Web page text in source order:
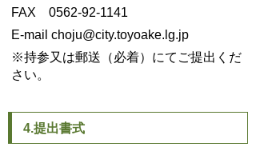
FAX 0562-92-1141
E-mail choju@city.toyoake.lg.jp
※持参又は郵送（必着）にてご提出くだ
さい。
4.提出書式